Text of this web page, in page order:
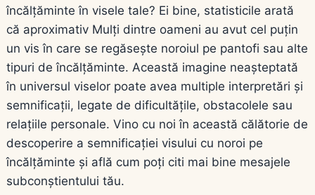
încălțăminte în visele tale? Ei bine, statisticile arată
că aproximativ Mulți dintre oameni au avut cel puțin
un vis în care se regăsește noroiul pe pantofi sau alte
tipuri de încălțăminte. Această imagine neașteptată
în universul viselor poate avea multiple interpretări și
semnificații, legate de dificultățile, obstacolele sau
relațiile personale. Vino cu noi în această călătorie de
descoperire a semnificației visului cu noroi pe
încălțăminte și află cum poți citi mai bine mesajele
subconștientului tău.